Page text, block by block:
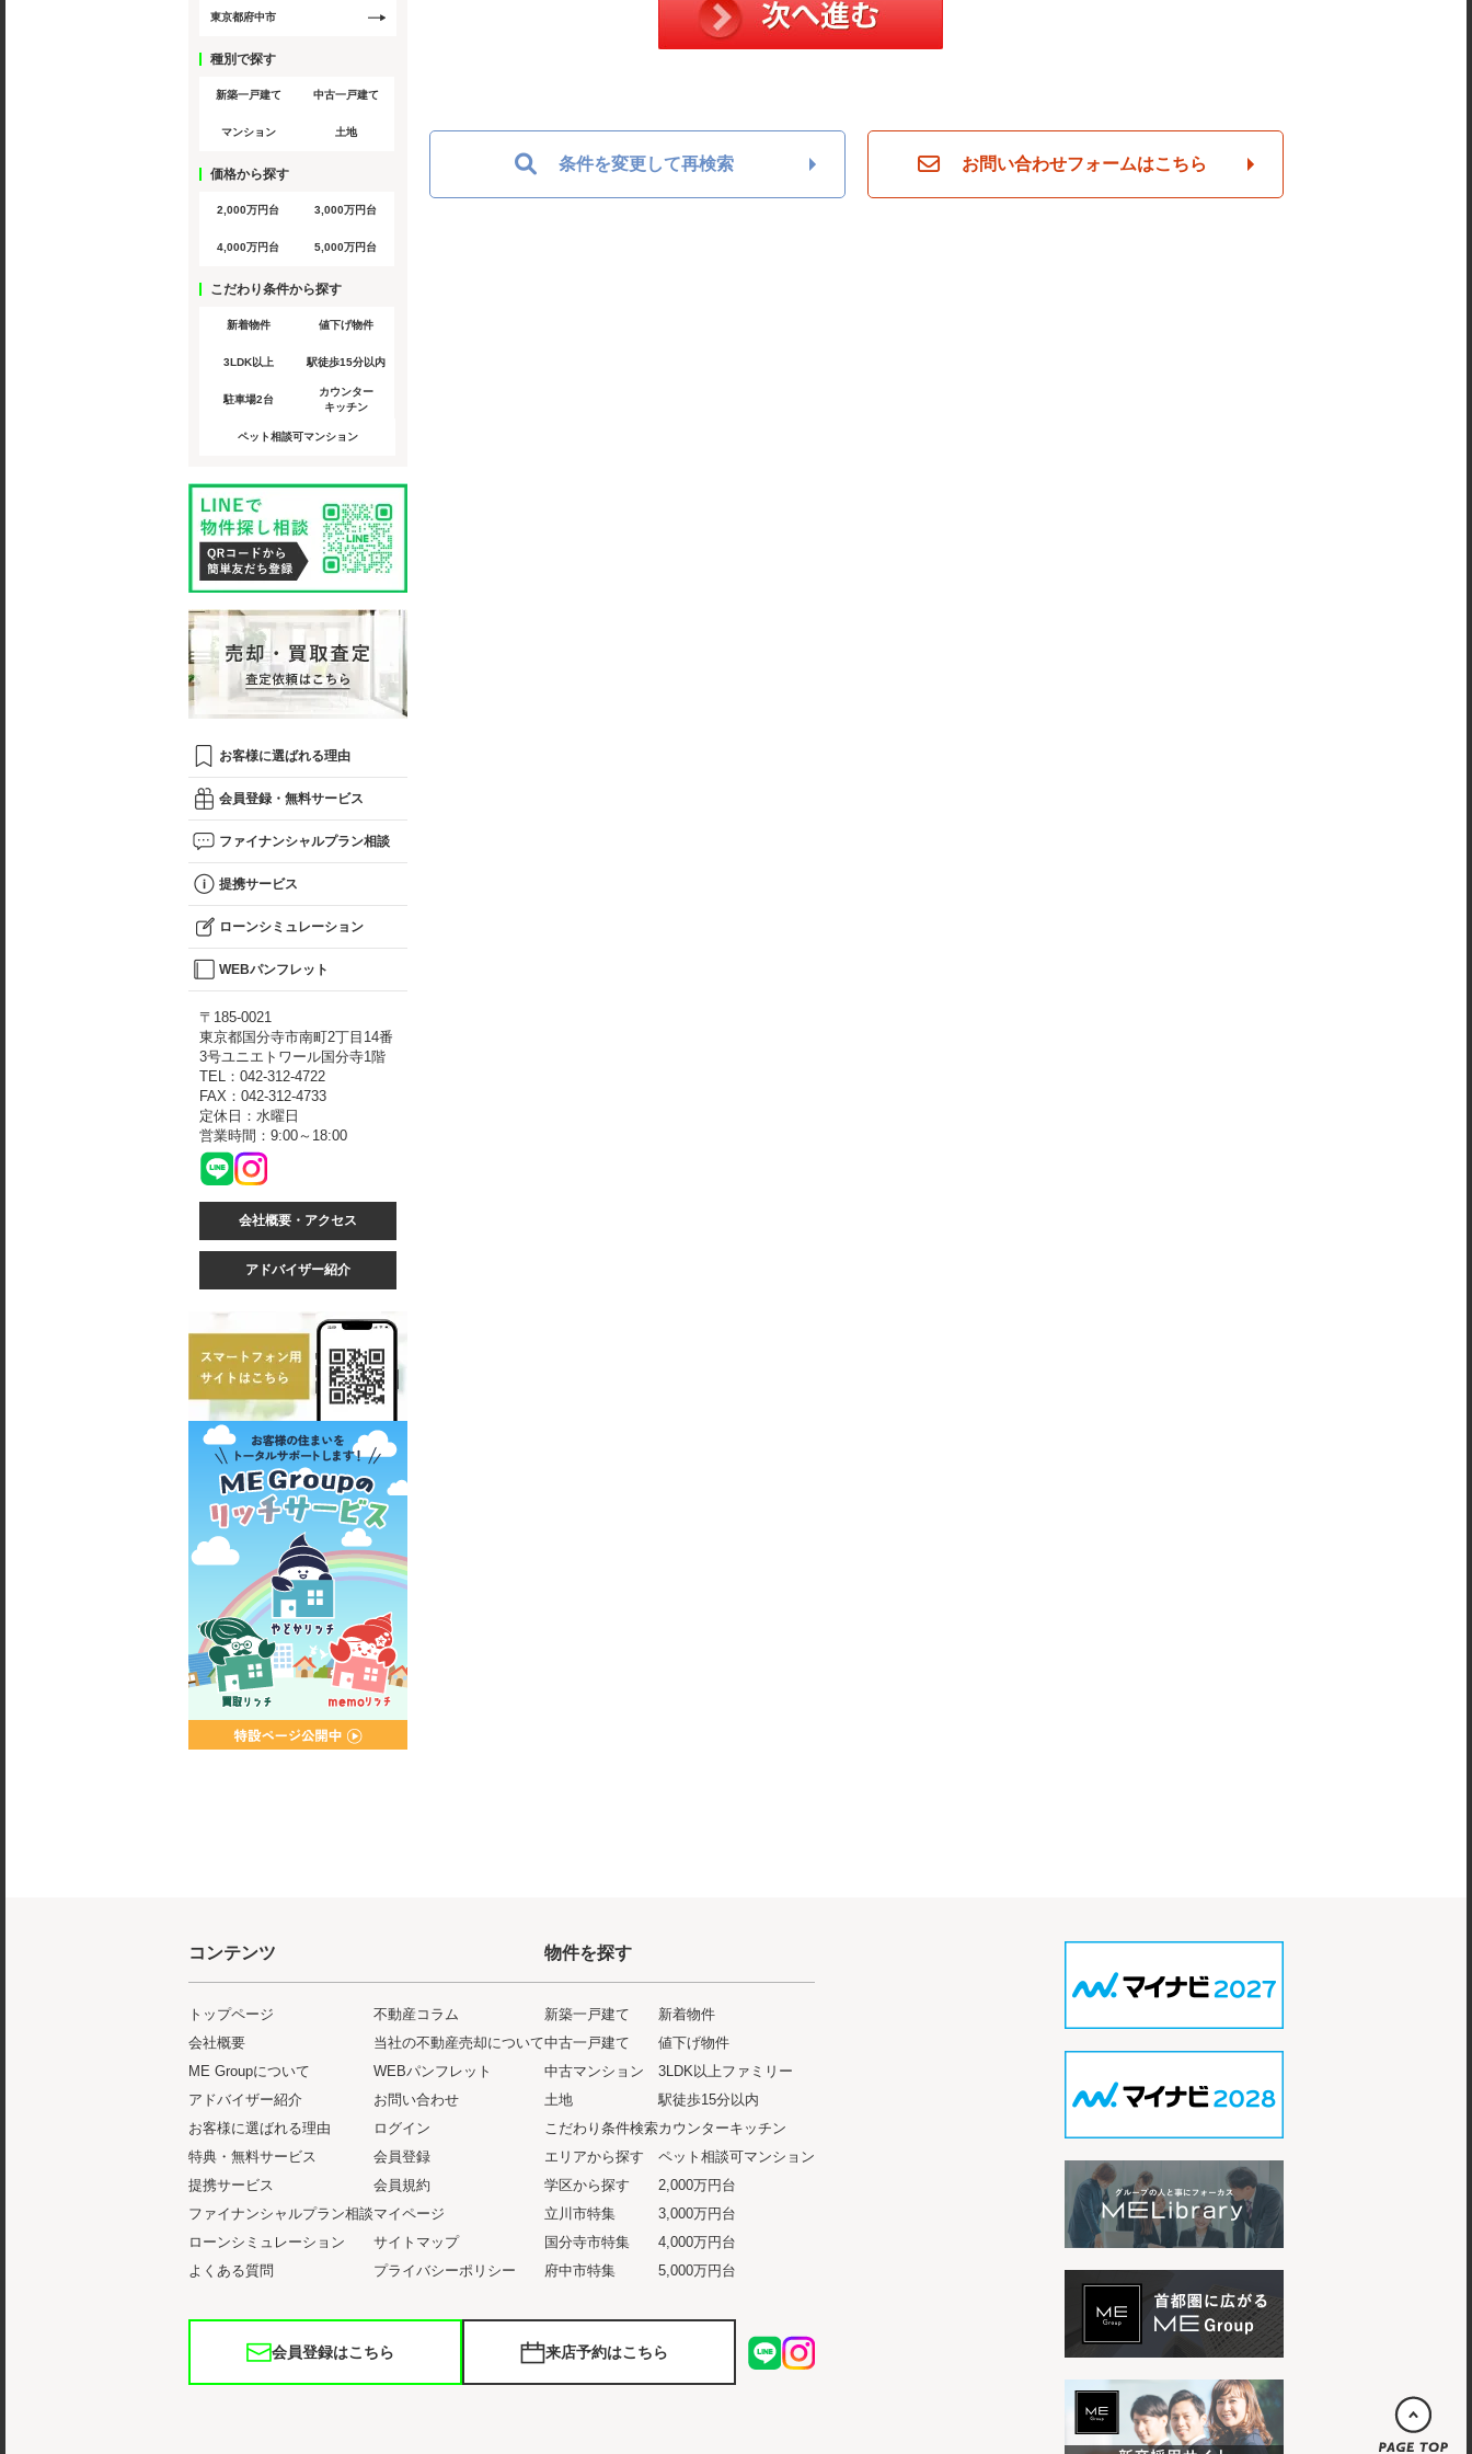
条件を変更して再検索 お問い合わせフォームはこちら
東京都府中市
種別で探す
新築一戸建て 中古一戸建て
マンション 土地
価格から探す
2,000万円台 3,000万円台
4,000万円台 5,000万円台
こだわり条件から探す
新着物件 値下げ物件
3LDK以上 駅徒歩15分以内
駐車場2台
カウンター
キッチン
ペット相談可マンション
お客様に選ばれる理由
会員登録・無料サービス
ファイナンシャルプラン相談
提携サービス
ローンシミュレーション
WEBパンフレット
〒185-0021
東京都国分寺市南町2丁目14番
3号ユニエトワール国分寺1階
TEL：042-312-4722
FAX：042-312-4733
定休日：水曜日
営業時間：9:00～18:00
会社概要・アクセス
アドバイザー紹介
コンテンツ
トップページ
会社概要
ME Groupについて
アドバイザー紹介
お客様に選ばれる理由
特典・無料サービス
提携サービス
ファイナンシャルプラン相談
ローンシミュレーション
よくある質問
不動産コラム
当社の不動産売却について
WEBパンフレット
お問い合わせ
ログイン
会員登録
会員規約
マイページ
サイトマップ
プライバシーポリシー
物件を探す
新築一戸建て
中古一戸建て
中古マンション
土地
こだわり条件検索
エリアから探す
学区から探す
立川市特集
国分寺市特集
府中市特集
新着物件
値下げ物件
3LDK以上ファミリー
駅徒歩15分以内
カウンターキッチン
ペット相談可マンション
2,000万円台
3,000万円台
4,000万円台
5,000万円台
会員登録はこちら 来店予約はこちら